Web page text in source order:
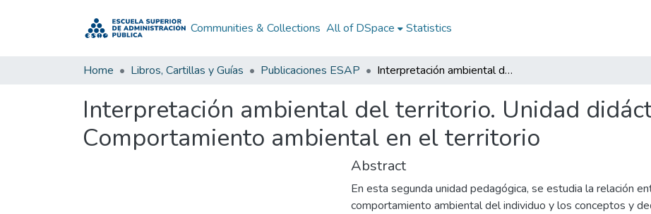
Communities & Collections All of DSpace Statistics
Home Libros, Cartillas y Guías Publicaciones ESAP Interpretación ambiental del territorio. Unidad didáctica 2. Comportamiento ambiental en el territorio
Interpretación ambiental del territorio. Unidad
Comportamiento ambiental en el territorio
Abstract
En esta segunda unidad pedagógica, se estudia la relación
comportamiento ambiental del individuo y los conceptos y